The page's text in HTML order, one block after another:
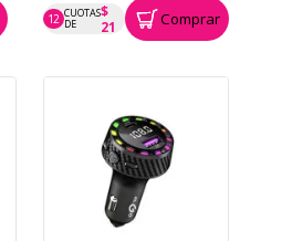
12 CUOTAS
DE
$
21
P.T.F. $ 248 Comprar